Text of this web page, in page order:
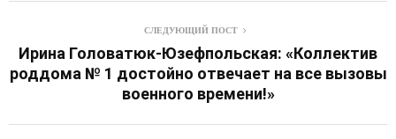
СЛЕДУЮЩИЙ ПОСТ
Ирина Головатюк-Юзефпольская: «Коллектив
роддома № 1 достойно отвечает на все вызовы
военного времени!»